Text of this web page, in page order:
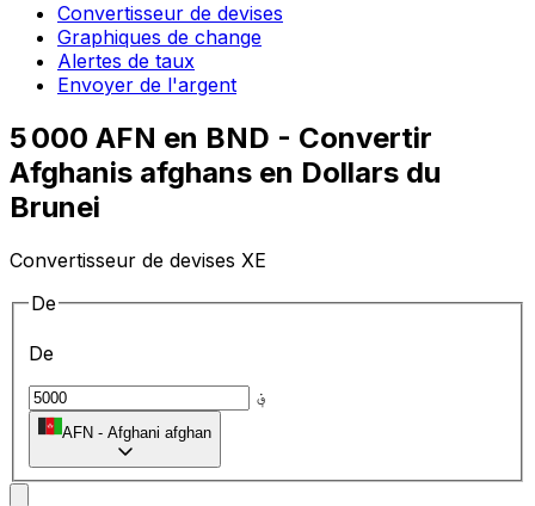
Convertisseur de devises
Graphiques de change
Alertes de taux
Envoyer de l'argent
5 000 AFN en BND - Convertir
Afghanis afghans en Dollars du
Brunei
Convertisseur de devises XE
De
De
؋
AFN - Afghani afghan